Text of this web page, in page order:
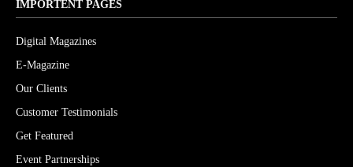
IMPORTENT PAGES
Digital Magazines
E-Magazine
Our Clients
Customer Testimonials
Get Featured
Event Partnerships